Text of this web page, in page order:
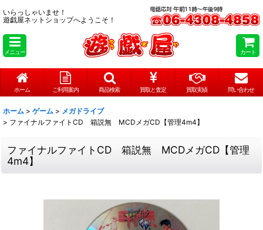
いらっしゃいませ！
遊戯屋ネットショップへようこそ！
メニュー カート
ホーム ご利用案内 商品検索 買取と査定 買取実績 問い合わせ
ホーム > ゲーム > メガドライブ
> ファイナルファイトCD 箱説無 MCDメガCD【管理4m4】
ファイナルファイトCD 箱説無 MCDメガCD【管理
4m4】